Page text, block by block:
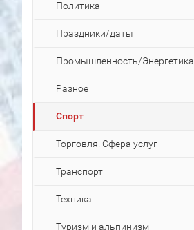
Политика
Праздники/даты
Промышленность/Энергетика
Разное
Спорт
Торговля. Сфера услуг
Транспорт
Техника
Туризм и альпинизм